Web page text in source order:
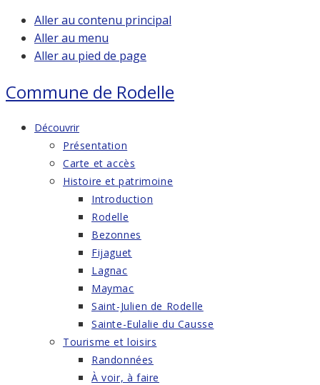
Aller au contenu principal
Aller au menu
Aller au pied de page
Commune de Rodelle
Découvrir
Présentation
Carte et accès
Histoire et patrimoine
Introduction
Rodelle
Bezonnes
Fijaguet
Lagnac
Maymac
Saint-Julien de Rodelle
Sainte-Eulalie du Causse
Tourisme et loisirs
Randonnées
À voir, à faire